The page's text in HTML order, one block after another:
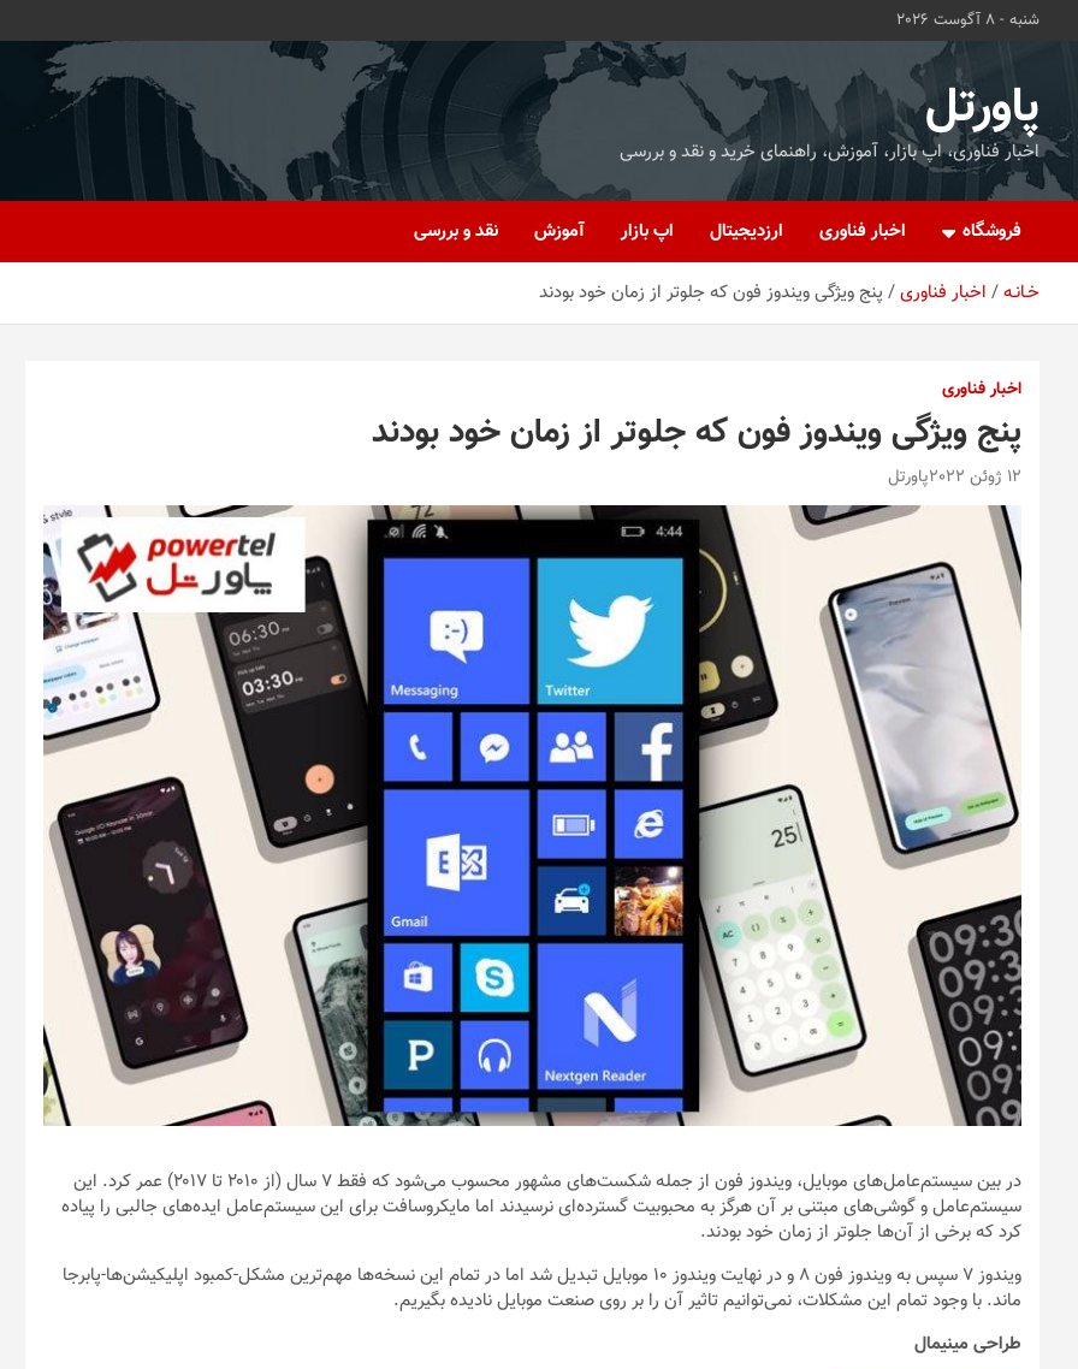
شنبه - 8 آگوست 2026
پاورتل
اخبار فناوری، اپ بازار، آموزش، راهنمای خرید و نقد و بررسی
فروشگاه اخبار فناوری ارزدیجیتال اپ بازار آموزش نقد و بررسی
خـانـه اخبار فناوری پنج ویژگی ویندوز فون که جلوتر از زمان خود بودند
اخبار فناوری
پنج ویژگی ویندوز فون که جلوتر از زمان خود بودند
12 ژوئن 2022 پاورتل
در بین سیستم‌عامل‌های موبایل، ویندوز فون از جمله شکست‌های مشهور محسوب می‌شود که فقط ۷ سال (از ۲۰۱۰ تا ۲۰۱۷) عمر کرد. این
سیستم‌عامل و گوشی‌های مبتنی بر آن هرگز به محبوبیت گسترده‌ای نرسیدند اما مایکروسافت برای این سیستم‌عامل ایده‌های جالبی را پیاده
کرد که برخی از آن‌ها جلوتر از زمان خود بودند.
ویندوز ۷ سپس به ویندوز فون ۸ و در نهایت ویندوز ۱۰ موبایل تبدیل شد اما در تمام این نسخه‌ها مهم‌ترین مشکل-کمبود اپلیکیشن‌ها-پابرجا
ماند. با وجود تمام این مشکلات، نمی‌توانیم تاثیر آن را بر روی صنعت موبایل نادیده بگیریم.
طراحی مینیمال